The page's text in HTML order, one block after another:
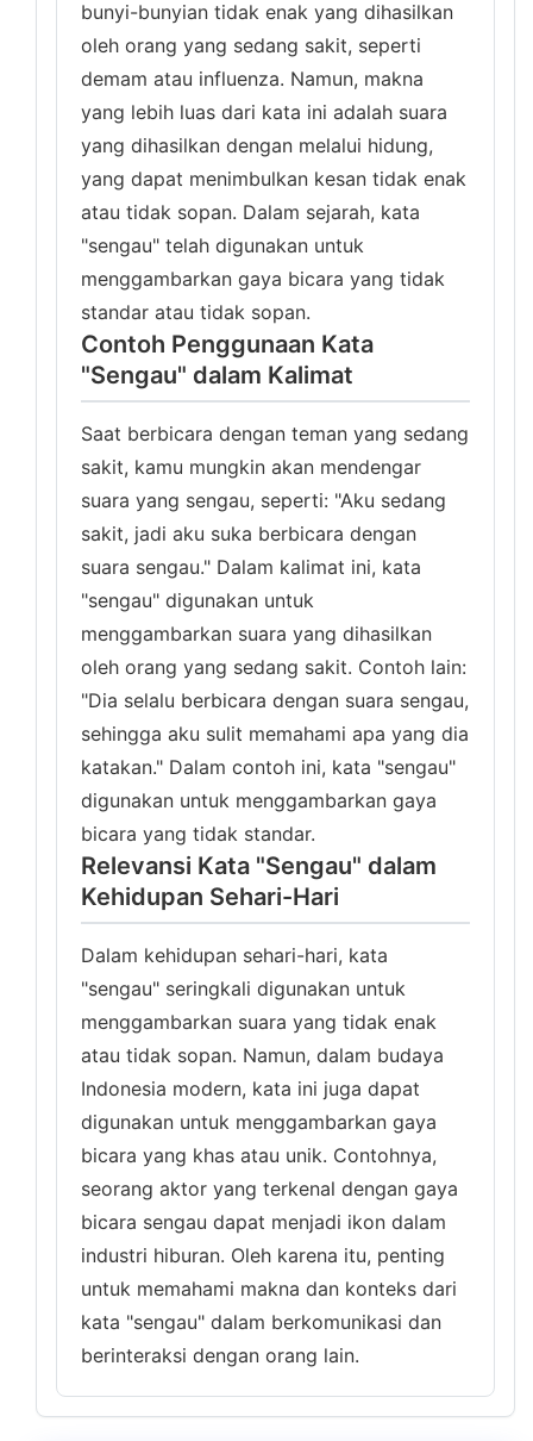
bunyi-bunyian tidak enak yang dihasilkan
oleh orang yang sedang sakit, seperti
demam atau influenza. Namun, makna
yang lebih luas dari kata ini adalah suara
yang dihasilkan dengan melalui hidung,
yang dapat menimbulkan kesan tidak enak
atau tidak sopan. Dalam sejarah, kata
"sengau" telah digunakan untuk
menggambarkan gaya bicara yang tidak
standar atau tidak sopan.
Contoh Penggunaan Kata
"Sengau" dalam Kalimat
Saat berbicara dengan teman yang sedang
sakit, kamu mungkin akan mendengar
suara yang sengau, seperti: "Aku sedang
sakit, jadi aku suka berbicara dengan
suara sengau." Dalam kalimat ini, kata
"sengau" digunakan untuk
menggambarkan suara yang dihasilkan
oleh orang yang sedang sakit. Contoh lain:
"Dia selalu berbicara dengan suara sengau,
sehingga aku sulit memahami apa yang dia
katakan." Dalam contoh ini, kata "sengau"
digunakan untuk menggambarkan gaya
bicara yang tidak standar.
Relevansi Kata "Sengau" dalam
Kehidupan Sehari-Hari
Dalam kehidupan sehari-hari, kata
"sengau" seringkali digunakan untuk
menggambarkan suara yang tidak enak
atau tidak sopan. Namun, dalam budaya
Indonesia modern, kata ini juga dapat
digunakan untuk menggambarkan gaya
bicara yang khas atau unik. Contohnya,
seorang aktor yang terkenal dengan gaya
bicara sengau dapat menjadi ikon dalam
industri hiburan. Oleh karena itu, penting
untuk memahami makna dan konteks dari
kata "sengau" dalam berkomunikasi dan
berinteraksi dengan orang lain.